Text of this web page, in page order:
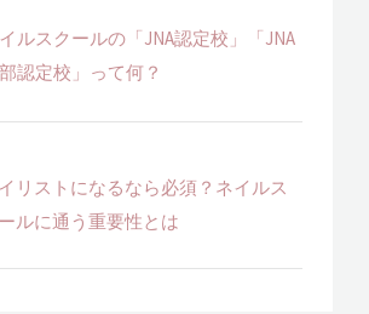
ルスクールの「JNA認定校」「JNA
認定校」って何？
リストになるなら必須？ネイルス
ルに通う重要性とは